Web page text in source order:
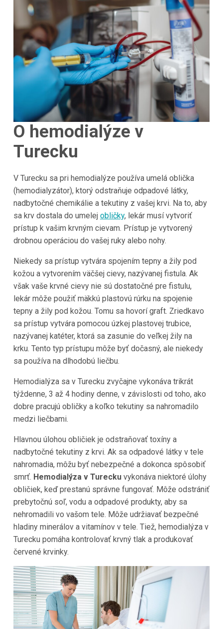
O hemodialýze v
Turecku
V Turecku sa pri hemodialýze používa umelá oblička
(hemodialyzátor), ktorý odstraňuje odpadové látky,
nadbytočné chemikálie a tekutiny z vašej krvi. Na to, aby
sa krv dostala do umelej obličky, lekár musí vytvoriť
prístup k vašim krvným cievam. Prístup je vytvorený
drobnou operáciou do vašej ruky alebo nohy.
Niekedy sa prístup vytvára spojením tepny a žily pod
kožou a vytvorením väčšej cievy, nazývanej fistula. Ak
však vaše krvné cievy nie sú dostatočné pre fistulu,
lekár môže použiť mäkkú plastovú rúrku na spojenie
tepny a žily pod kožou. Tomu sa hovorí graft. Zriedkavo
sa prístup vytvára pomocou úzkej plastovej trubice,
nazývanej katéter, ktorá sa zasunie do veľkej žily na
krku. Tento typ prístupu môže byť dočasný, ale niekedy
sa používa na dlhodobú liečbu.
Hemodialýza sa v Turecku zvyčajne vykonáva trikrát
týždenne, 3 až 4 hodiny denne, v závislosti od toho, ako
dobre pracujú obličky a koľko tekutiny sa nahromadilo
medzi liečbami.
Hlavnou úlohou obličiek je odstraňovať toxíny a
nadbytočné tekutiny z krvi. Ak sa odpadové látky v tele
nahromadia, môžu byť nebezpečné a dokonca spôsobiť
smrť. Hemodialýza v Tureckuvykonáva niektoré úlohy
obličiek, keď prestanú správne fungovať. Môže odstrániť
prebytočnú soľ, vodu a odpadové produkty, aby sa
nehromadili vo vašom tele. Môže udržiavať bezpečné
hladiny minerálov a vitamínov v tele. Tiež, hemodialýza v
Turecku pomáha kontrolovať krvný tlak a produkovať
červené krvinky.